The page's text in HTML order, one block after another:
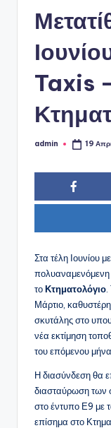
Taxis
Συγγραφέας:
admin 19
Στα τέλη Ιουνίου
πολυαναμενόμενη
τοΚτηματολόγιο
Μάρτιο,
σκυτάλης στο
νέα εκτίμηση
του επόμενου μήνα.
Η διασύνδεση θα
διασταύρωση των
στο έντυπο Ε9 με
επίσημα στο